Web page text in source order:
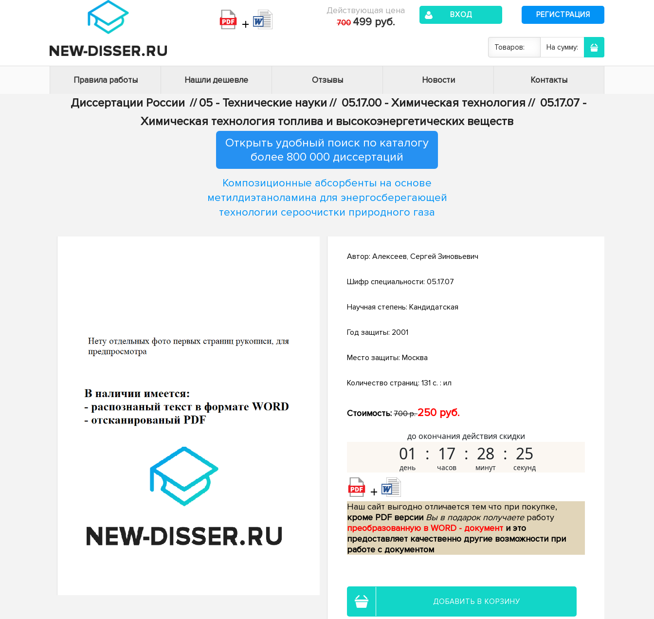
+
Действующая цена
700 499 руб.
ВХОД РЕГИСТРАЦИЯ
Товаров: На сумму:
Правила работы Нашли дешевле Отзывы Новости Контакты
Диссертации России // 05 - Технические науки // 05.17.00 - Химическая технология // 05.17.07 -
Химическая технология топлива и высокоэнергетических веществ
Открыть удобный поиск по каталогу
более 800 000 диссертаций
Композиционные абсорбенты на основе
метилдиэтаноламина для энергосберегающей
технологии сероочистки природного газа
Автор: Алексеев, Сергей Зиновьевич
Шифр специальности: 05.17.07
Научная степень: Кандидатская
Год защиты: 2001
Место защиты: Москва
Количество страниц: 131 с. : ил
Стоимость: 700 р.250 руб.
до окончания действия скидки
01 17 28 24
+
Наш сайт выгодно отличается тем что при покупке,
кроме PDF версии Вы в подарок получаетеработу
преобразованную в WORD - документ и это
предоставляет качественно другие возможности при
работе с документом
ДОБАВИТЬ В КОРЗИНУ